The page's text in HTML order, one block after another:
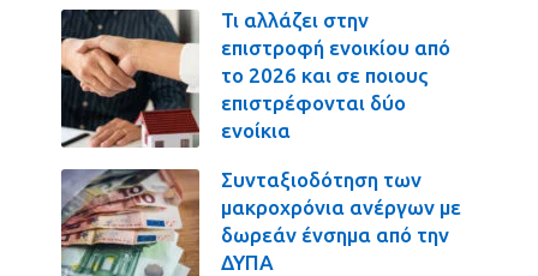
Τι αλλάζει στην
επιστροφή ενοικίου από
το 2026 και σε ποιους
επιστρέφονται δύο
ενοίκια
Συνταξιοδότηση των
μακροχρόνια ανέργων με
δωρεάν ένσημα από την
ΔΥΠΑ